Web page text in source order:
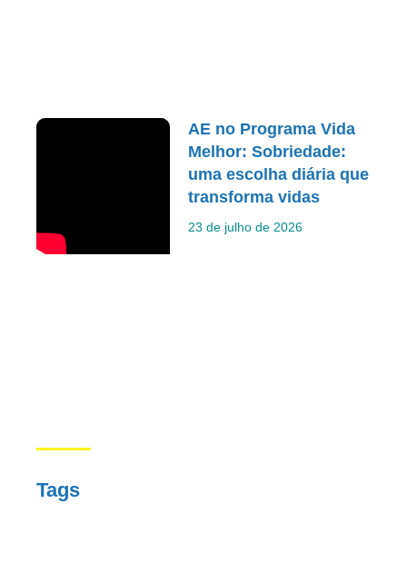
AE no Programa Vida
Melhor: Sobriedade:
uma escolha diária que
transforma vidas
23 de julho de 2026
Tags